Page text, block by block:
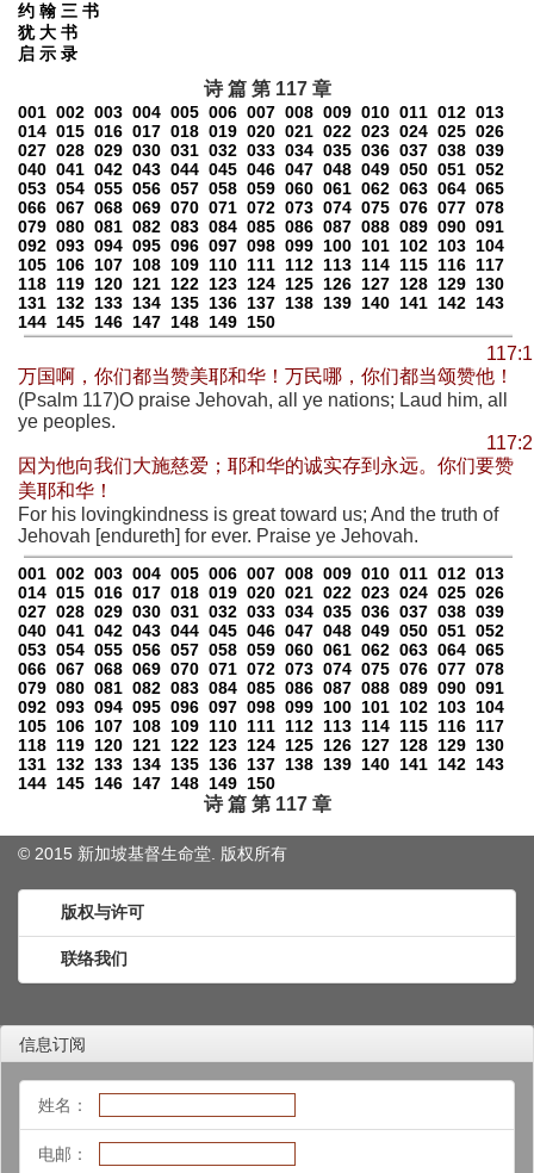
约 翰 三 书
犹 大 书
启 示 录
诗 篇 第 117 章
001 002 003 004 005 006 007 008 009 010 011 012 013
014 015 016 017 018 019 020 021 022 023 024 025 026
027 028 029 030 031 032 033 034 035 036 037 038 039
040 041 042 043 044 045 046 047 048 049 050 051 052
053 054 055 056 057 058 059 060 061 062 063 064 065
066 067 068 069 070 071 072 073 074 075 076 077 078
079 080 081 082 083 084 085 086 087 088 089 090 091
092 093 094 095 096 097 098 099 100 101 102 103 104
105 106 107 108 109 110 111 112 113 114 115 116 117
118 119 120 121 122 123 124 125 126 127 128 129 130
131 132 133 134 135 136 137 138 139 140 141 142 143
144 145 146 147 148 149 150
117:1
万国啊，你们都当赞美耶和华！万民哪，你们都当颂赞他！
(Psalm 117)O praise Jehovah, all ye nations; Laud him, all
ye peoples.
117:2
因为他向我们大施慈爱；耶和华的诚实存到永远。你们要赞
美耶和华！
For his lovingkindness is great toward us; And the truth of
Jehovah [endureth] for ever. Praise ye Jehovah.
001 002 003 004 005 006 007 008 009 010 011 012 013
014 015 016 017 018 019 020 021 022 023 024 025 026
027 028 029 030 031 032 033 034 035 036 037 038 039
040 041 042 043 044 045 046 047 048 049 050 051 052
053 054 055 056 057 058 059 060 061 062 063 064 065
066 067 068 069 070 071 072 073 074 075 076 077 078
079 080 081 082 083 084 085 086 087 088 089 090 091
092 093 094 095 096 097 098 099 100 101 102 103 104
105 106 107 108 109 110 111 112 113 114 115 116 117
118 119 120 121 122 123 124 125 126 127 128 129 130
131 132 133 134 135 136 137 138 139 140 141 142 143
144 145 146 147 148 149 150
诗 篇 第 117 章
© 2015 新加坡基督生命堂. 版权所有
版权与许可
联络我们
信息订阅
姓名：
电邮：